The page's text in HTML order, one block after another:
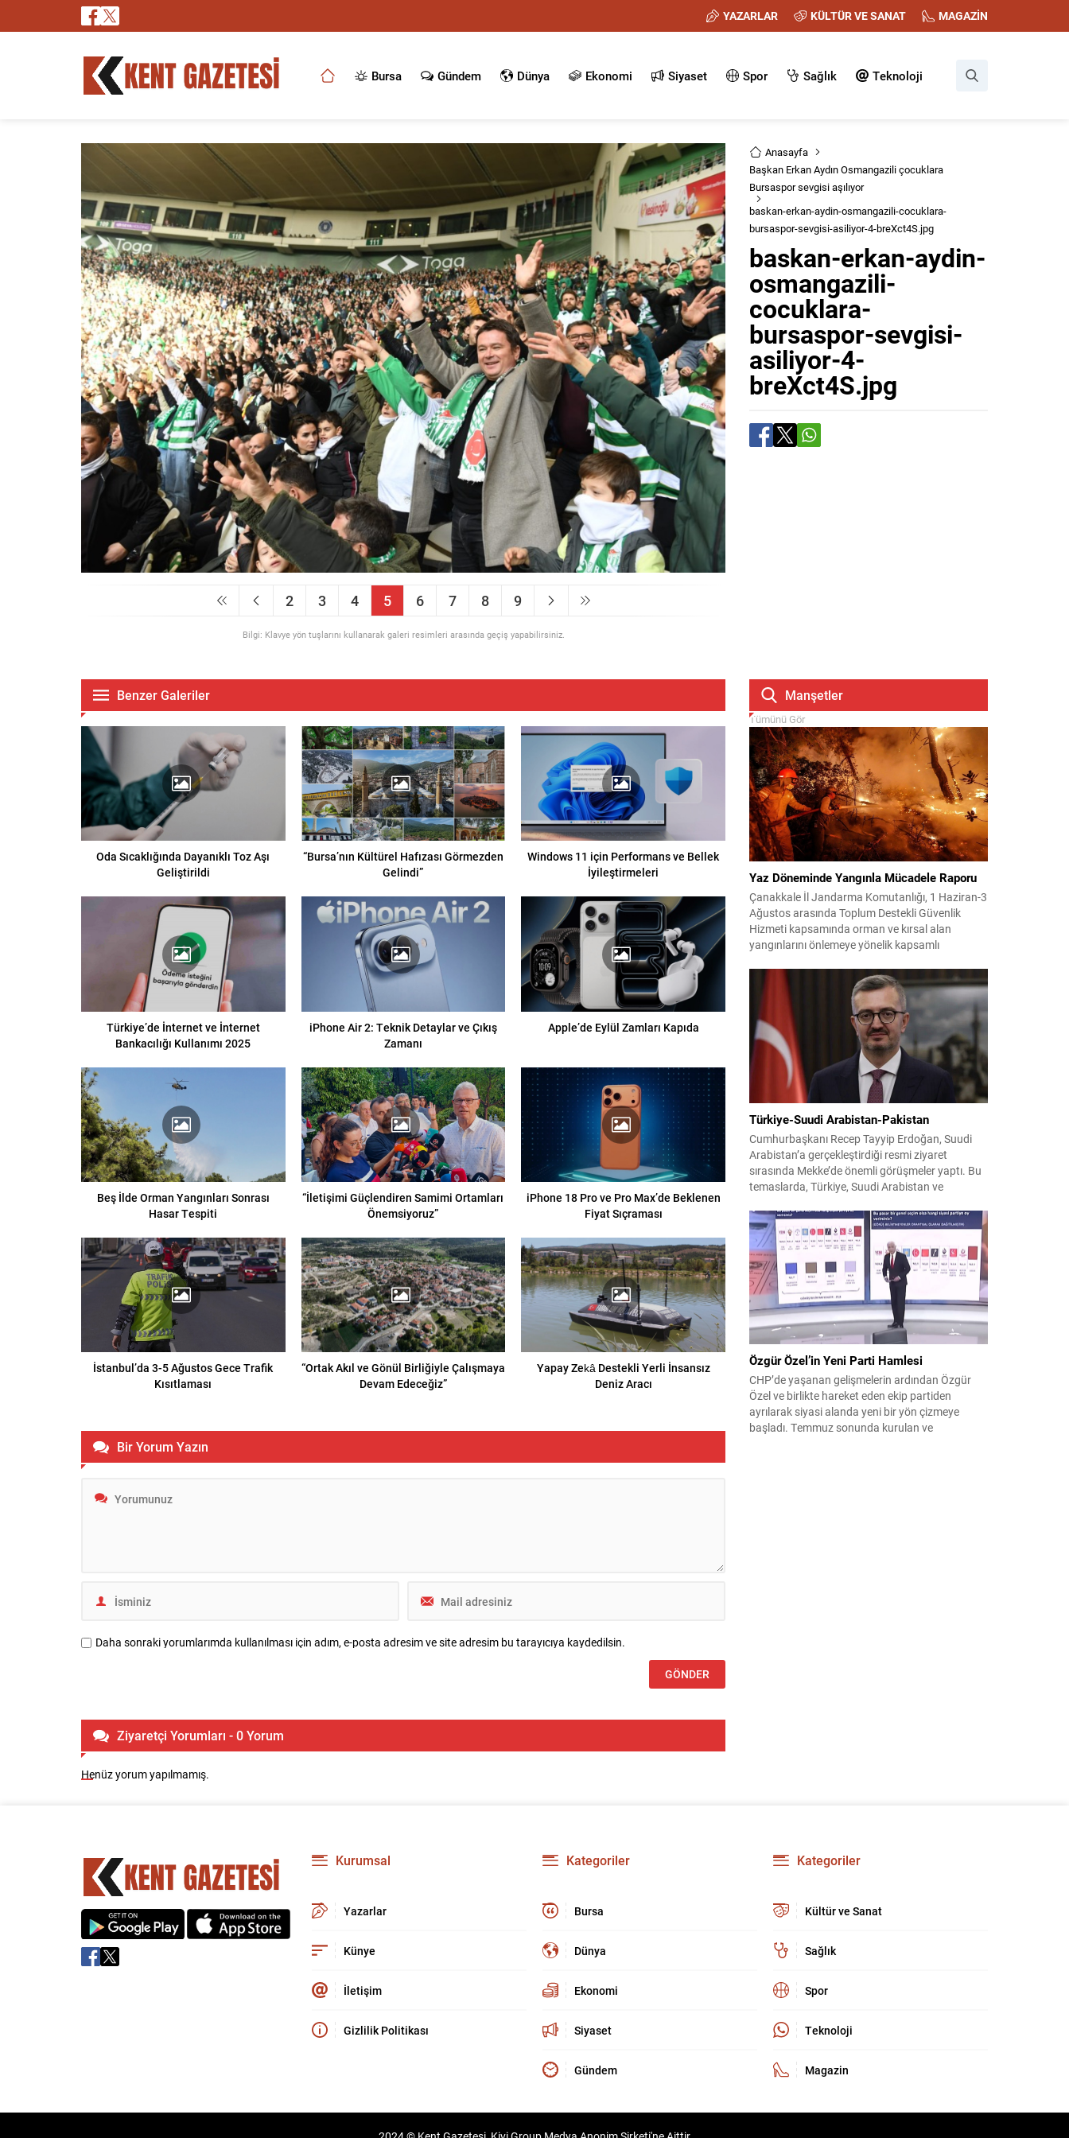
YAZARLAR KÜLTÜR VE SANAT MAGAZİN
Bursa Gündem Dünya Ekonomi Siyaset Spor Sağlık Teknoloji
2 3 4 5 6 7 8 9
Bilgi: Klavye yön tuşlarını kullanarak galeri resimleri arasında geçiş yapabilirsiniz.
Anasayfa
Başkan Erkan Aydın Osmangazili çocuklara
Bursaspor sevgisi aşılıyor
baskan-erkan-aydin-osmangazili-cocuklara-
bursaspor-sevgisi-asiliyor-4-breXct4S.jpg
baskan-erkan-aydin-
osmangazili-
cocuklara-
bursaspor-sevgisi-
asiliyor-4-
breXct4S.jpg
Benzer Galeriler
Oda Sıcaklığında Dayanıklı Toz Aşı
Geliştirildi
“Bursa’nın Kültürel Hafızası Görmezden
Gelindi”
Windows 11 için Performans ve Bellek
İyileştirmeleri
Türkiye’de İnternet ve İnternet
Bankacılığı Kullanımı 2025
iPhone Air 2: Teknik Detaylar ve Çıkış
Zamanı
Apple’de Eylül Zamları Kapıda
Beş İlde Orman Yangınları Sonrası
Hasar Tespiti
“İletişimi Güçlendiren Samimi Ortamları
Önemsiyoruz”
iPhone 18 Pro ve Pro Max’de Beklenen
Fiyat Sıçraması
İstanbul’da 3-5 Ağustos Gece Trafik
Kısıtlaması
“Ortak Akıl ve Gönül Birliğiyle Çalışmaya
Devam Edeceğiz”
Yapay Zekâ Destekli Yerli İnsansız
Deniz Aracı
Bir Yorum Yazın
Daha sonraki yorumlarımda kullanılması için adım, e-posta adresim ve site adresim bu tarayıcıya kaydedilsin.
Ziyaretçi Yorumları - 0 Yorum
Henüz yorum yapılmamış.
Manşetler
Tümünü Gör
Yaz Döneminde Yangınla Mücadele Raporu
Çanakkale İl Jandarma Komutanlığı, 1 Haziran-3
Ağustos arasında Toplum Destekli Güvenlik
Hizmeti kapsamında orman ve kırsal alan
yangınlarını önlemeye yönelik kapsamlı
görev yapan 178 tim ve 742 personel, sahada
aktif olarak halkı bilinçlendirdi ve denetim
faaliyetleri gerçekleştirdi. Faaliyetler esnasında
bin 315 biçerdöver ve balya...
Türkiye-Suudi Arabistan-Pakistan
Cumhurbaşkanı Recep Tayyip Erdoğan, Suudi
Arabistan’a gerçekleştirdiği resmi ziyaret
sırasında Mekke’de önemli görüşmeler yaptı. Bu
temaslarda, Türkiye, Suudi Arabistan ve
birliği çerçevesi oluşturuldu. Ziyaretin en somut
çıktısı, üç ülkenin imza attığı Mekke Ortak
Savunma Anlaşması oldu. Anlaşma; ortak
güvenlik yaklaşımıyla bölgesel barış, istikrar...
Özgür Özel’in Yeni Parti Hamlesi
CHP’de yaşanan gelişmelerin ardından Özgür
Özel ve birlikte hareket eden ekip partiden
ayrılarak siyasi alanda yeni bir yön çizmeye
başladı. Temmuz sonunda kurulan ve
Kurumsal
Yazarlar
Künye
İletişim
Gizlilik Politikası
Kategoriler
Bursa
Dünya
Ekonomi
Siyaset
Gündem
Kategoriler
Kültür ve Sanat
Sağlık
Spor
Teknoloji
Magazin